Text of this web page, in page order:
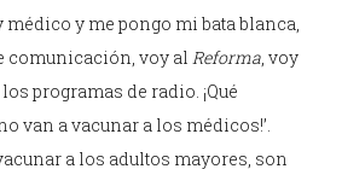
médico y me pongo mi bata blanca,
comunicación, voy alReforma, voy
programas de radio. ¡Qué
van a vacunar a los médicos!’.
a los adultos mayores, son